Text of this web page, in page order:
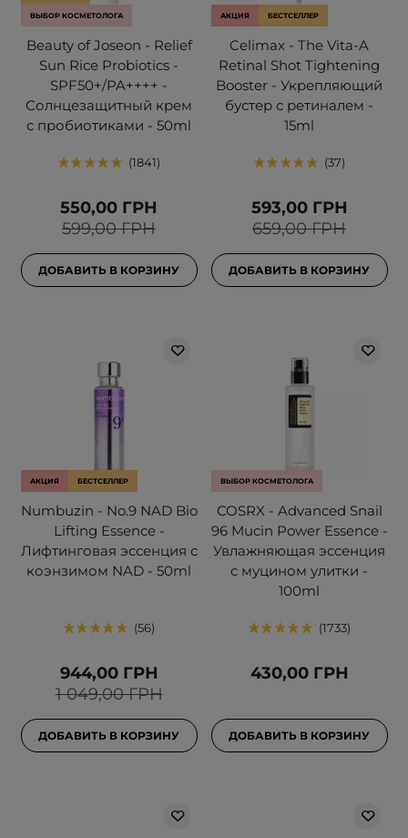
ВЫБОР КОСМЕТОЛОГА
Beauty of Joseon - Relief
Sun Rice Probiotics -
SPF50+/PA++++ -
Солнцезащитный крем
с пробиотиками - 50ml
1841
599,00 ГРН
550,00 ГРН
ДОБАВИТЬ В КОРЗИНУ
АКЦИЯ БЕСТСЕЛЛЕР
Celimax - The Vita-A
Retinal Shot Tightening
Booster - Укрепляющий
бустер с ретиналем -
15ml
37
659,00 ГРН
593,00 ГРН
ДОБАВИТЬ В КОРЗИНУ
АКЦИЯ БЕСТСЕЛЛЕР
Numbuzin - No.9 NAD Bio
Lifting Essence -
Лифтинговая эссенция с
коэнзимом NAD - 50ml
56
1 049,00 ГРН
944,00 ГРН
ДОБАВИТЬ В КОРЗИНУ
ВЫБОР КОСМЕТОЛОГА
COSRX - Advanced Snail
96 Mucin Power Essence -
Увлажняющая эссенция
с муцином улитки -
100ml
1733
430,00 ГРН
ДОБАВИТЬ В КОРЗИНУ